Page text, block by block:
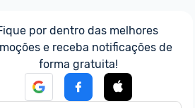
por dentro das melhores
e receba notificações de
forma gratuita!